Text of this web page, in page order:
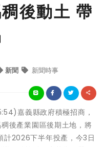
後動土 帶
新聞 新聞時事
嘉義縣政府積極招商，
後產業園區後期土地，將
計2026下半年投產，今3日